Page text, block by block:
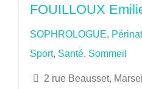
FOUILLOUX
SOPHROLOGUE,
Sport, Santé, Sommeil
2 rue Beausset,